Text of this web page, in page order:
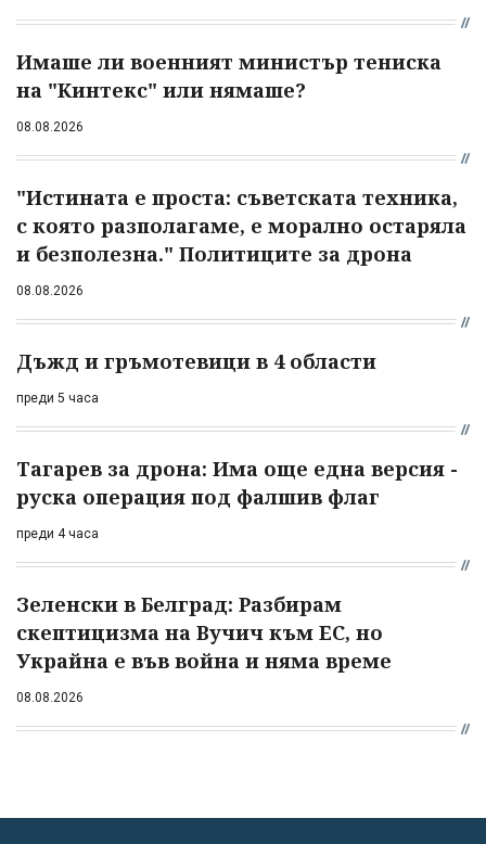
Имаше ли военният министър тениска
на "Кинтекс" или нямаше?
08.08.2026
"Истината е проста: съветската техника,
с която разполагаме, е морално остаряла
и безполезна." Политиците за дрона
08.08.2026
Дъжд и гръмотевици в 4 области
преди 5 часа
Тагарев за дрона: Има още една версия -
руска операция под фалшив флаг
преди 4 часа
Зеленски в Белград: Разбирам
скептицизма на Вучич към ЕС, но
Украйна е във война и няма време
08.08.2026